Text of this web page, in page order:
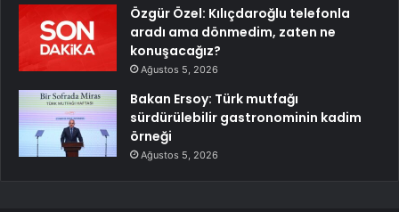
Özgür Özel: Kılıçdaroğlu telefonla
aradı ama dönmedim, zaten ne
konuşacağız?
Ağustos 5, 2026
Bakan Ersoy: Türk mutfağı
sürdürülebilir gastronominin kadim
örneği
Ağustos 5, 2026